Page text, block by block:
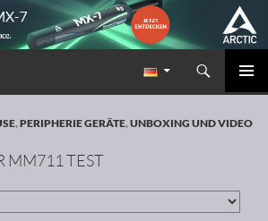
PC Hardware Portal
,PERIPHERIE GERÄTE,UNBOXING UND VIDEO
MM711 TEST